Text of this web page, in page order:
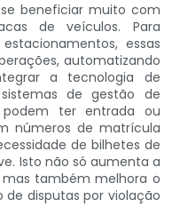
beneficiar muito com
de veículos. Para
essas
automatizando
a tecnologia de
de gestão de
podem ter entrada ou
números de matrícula
de bilhetes de
Isto não só aumenta a
mas também melhora o
de disputas por violação